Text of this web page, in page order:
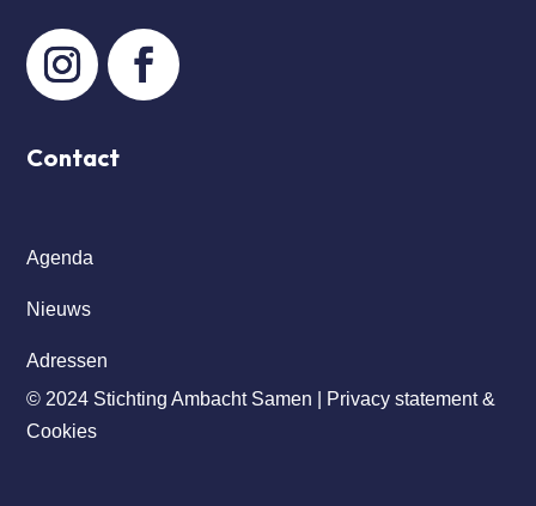
Contact
Agenda
Nieuws
Adressen
© 2024 Stichting Ambacht Samen | Privacy statement &
Cookies